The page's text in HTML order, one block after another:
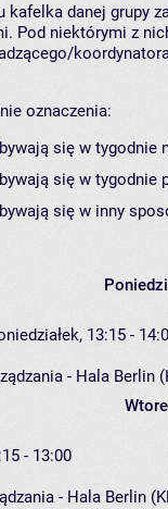
kafelka danej grupy
Pod niektórymi z
oznaczenia:
się w tygodnie
się w tygodnie
się w inny
13:15 -
- Hala Berlin
- 13:00
- Hala Berlin